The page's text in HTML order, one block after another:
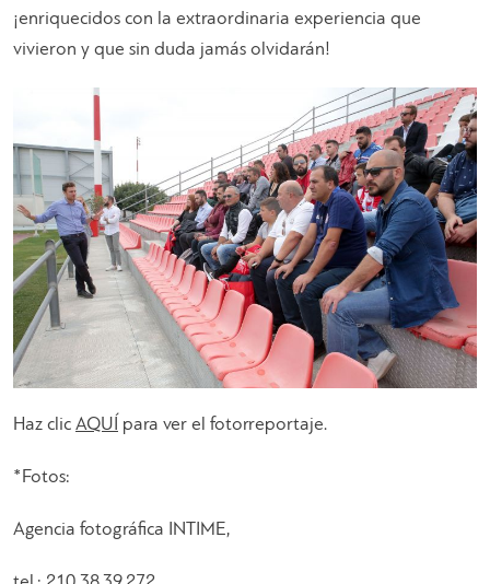
¡enriquecidos con la extraordinaria experiencia que
vivieron y que sin duda jamás olvidarán!
Haz clic AQUÍ para ver el fotorreportaje.
*Fotos:
Agencia fotográfica INTIME,